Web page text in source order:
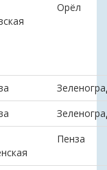
Орёл
Пенза